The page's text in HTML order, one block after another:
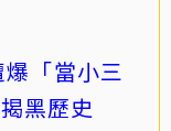
「當小三
黑歷史